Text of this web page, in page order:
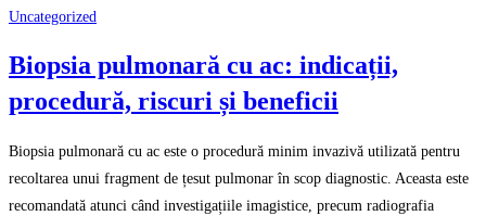
Uncategorized
Biopsia pulmonară cu ac: indicații,
procedură, riscuri și beneficii
Biopsia pulmonară cu ac este o procedură minim invazivă utilizată pentru
recoltarea unui fragment de țesut pulmonar în scop diagnostic. Aceasta este
recomandată atunci când investigațiile imagistice, precum radiografia